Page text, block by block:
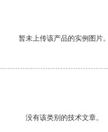
暂未上传该产品的实例图片。
没有该类别的技术文章。